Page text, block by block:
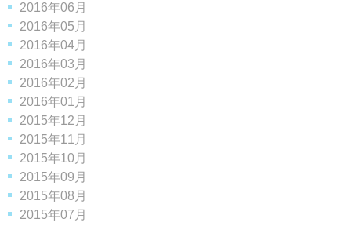
2016年06月
2016年05月
2016年04月
2016年03月
2016年02月
2016年01月
2015年12月
2015年11月
2015年10月
2015年09月
2015年08月
2015年07月